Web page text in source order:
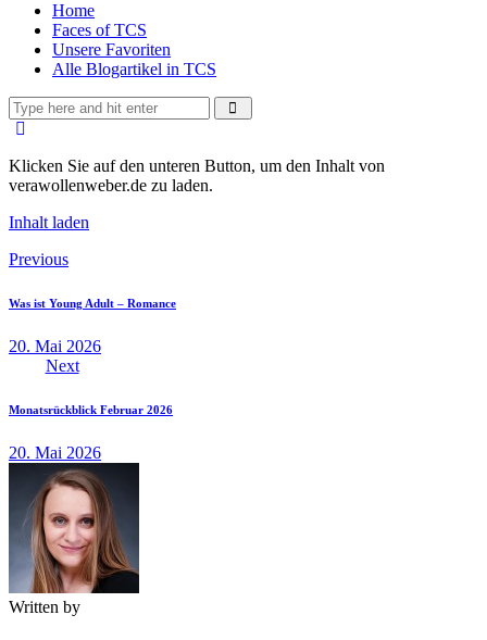
Home
Faces of TCS
Unsere Favoriten
Alle Blogartikel in TCS
Klicken Sie auf den unteren Button, um den Inhalt von
verawollenweber.de zu laden.
Inhalt laden
Beitragsnavigation
Previous
Was ist Young Adult – Romance
20. Mai 2026
Next
Monatsrückblick Februar 2026
20. Mai 2026
Written by